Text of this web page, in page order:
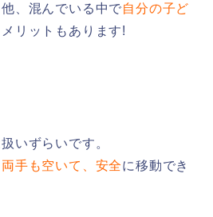
、混んでいる中で自分の子ど
メリットもあります!
いずらいです。
両手も空いて、安全に移動でき